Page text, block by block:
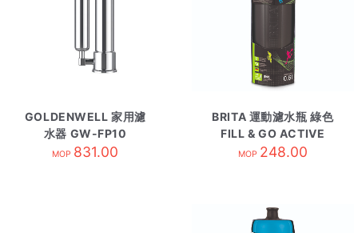
GOLDENWELL 家用濾
水器 GW-FP10
MOP 831.00
BRITA 運動濾水瓶 綠色
FILL & GO ACTIVE
MOP 248.00